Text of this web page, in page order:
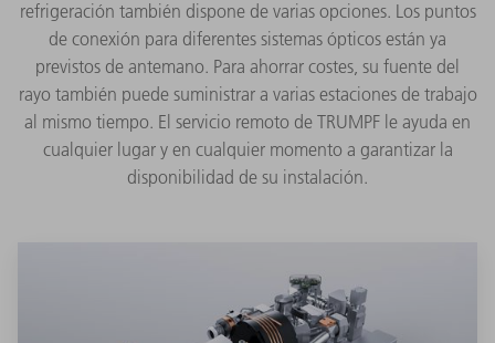
refrigeración también dispone de varias opciones. Los puntos
de conexión para diferentes sistemas ópticos están ya
previstos de antemano. Para ahorrar costes, su fuente del
rayo también puede suministrar a varias estaciones de trabajo
al mismo tiempo. El servicio remoto de TRUMPF le ayuda en
cualquier lugar y en cualquier momento a garantizar la
disponibilidad de su instalación.